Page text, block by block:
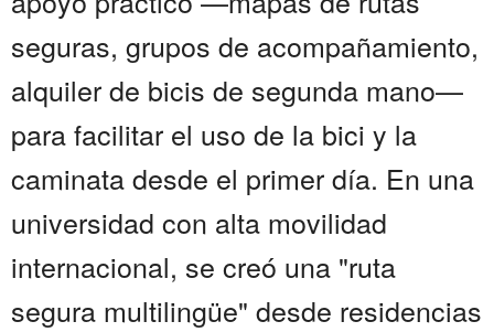
seguras, grupos de acompañamiento,
alquiler de bicis de segunda mano—
para facilitar el uso de la bici y la
caminata desde el primer día. En una
universidad con alta movilidad
internacional, se creó una "ruta
segura multilingüe" desde residencias